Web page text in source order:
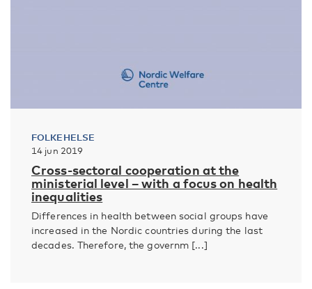
FOLKEHELSE
14 jun 2019
Cross-sectoral cooperation at the
ministerial level – with a focus on health
inequalities
Differences in health between social groups have
increased in the Nordic countries during the last
decades. Therefore, the governm [...]